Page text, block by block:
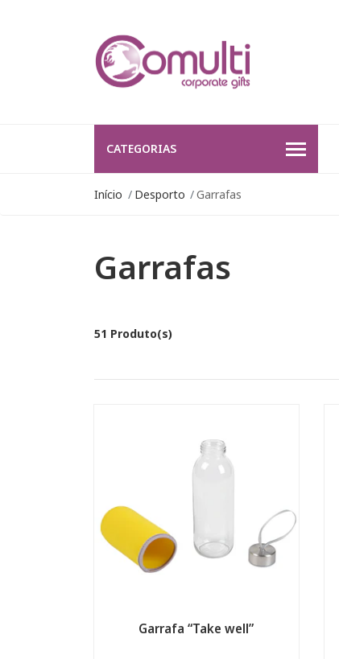
CATEGORIAS
Início Desporto Garrafas
Garrafas
51 Produto(s)
Garrafa “Take well”